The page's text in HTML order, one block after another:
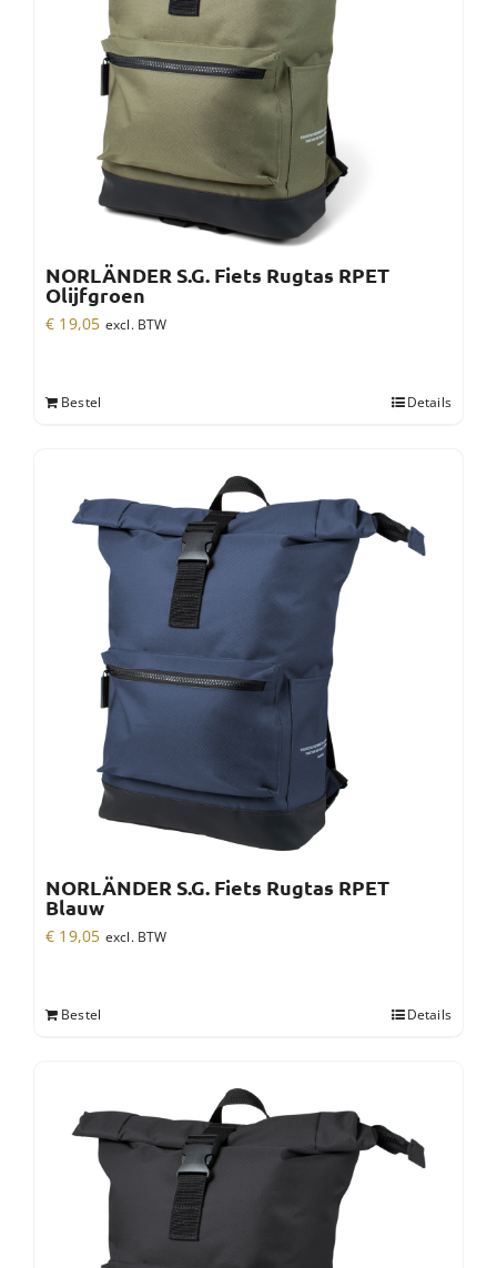
NORLÄNDER S.G. Fiets Rugtas RPET
Olijfgroen
€ 19,05 excl. BTW
Bestel Details
NORLÄNDER S.G. Fiets Rugtas RPET
Blauw
€ 19,05 excl. BTW
Bestel Details